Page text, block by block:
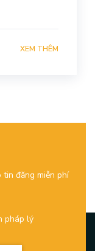
XEM THÊM
tin đăng miễn phí
pháp lý